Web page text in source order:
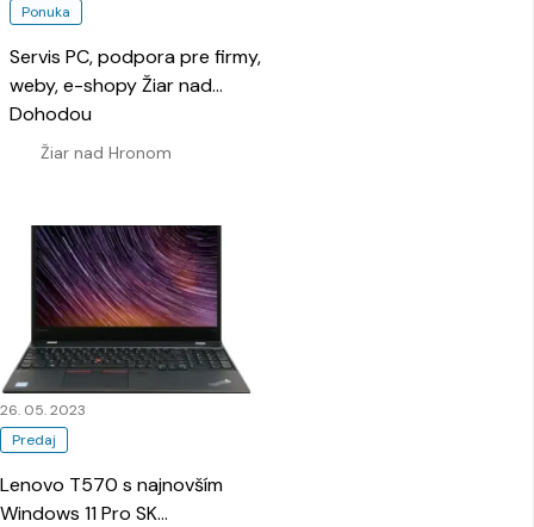
Ponuka
Servis PC, podpora pre firmy,
weby, e-shopy Žiar nad
Hronom…
Žiar nad Hronom
Dohodou
Predaj
26. 05. 2023
Lenovo T570 s najnovším
Windows 11 Pro SK…